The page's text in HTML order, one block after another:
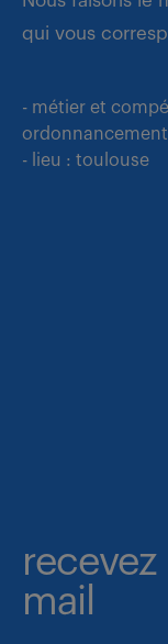
qui vous
- métier et
- lieu : toulouse
mail